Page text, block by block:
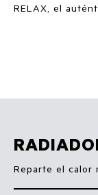
RELAX, el
Reparte el calor